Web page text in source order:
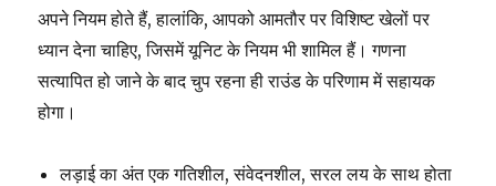
अपने नियम होते हैं, हालांकि, आपको आमतौर पर विशिष्ट खेलों पर
ध्यान देना चाहिए, जिसमें यूनिट के नियम भी शामिल हैं। गणना
सत्यापित हो जाने के बाद चुप रहना ही राउंड के परिणाम में सहायक
होगा।
लड़ाई का अंत एक गतिशील, संवेदनशील, सरल लय के साथ होता